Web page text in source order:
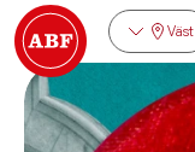
Väst